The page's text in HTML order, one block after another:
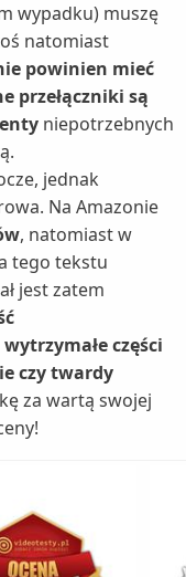
wypadku) muszę
natomiast
powinien mieć
przełączniki są
niepotrzebnych
jednak
Na Amazonie
, natomiast w
tego tekstu
jest zatem
wytrzymałe części
czy twardy
za wartą swojej